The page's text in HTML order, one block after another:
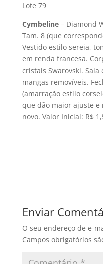
Lote 79
Cymbeline– Diamond
Tam. 8 (que
Vestido estilo sereia,
em renda francesa.
cristais Swarovski.
mangas removí­veis.
(amarração estilo
que dão maior ajuste e
novo. Valor Inicial: R$
Enviar
O seu endereço de e-
Campos obrigatórios